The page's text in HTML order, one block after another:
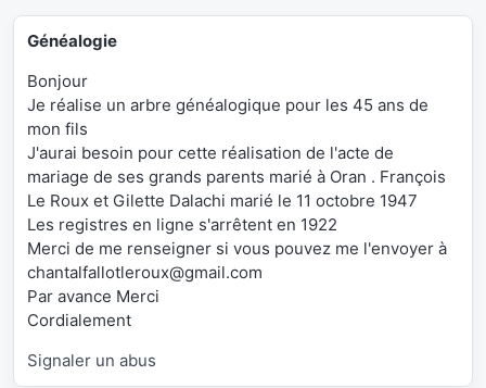
Généalogie
Bonjour
Je réalise un arbre généalogique pour les 45 ans de
mon fils
J'aurai besoin pour cette réalisation de l'acte de
mariage de ses grands parents marié à Oran . François
Le Roux et Gilette Dalachi marié le 11 octobre 1947
Les registres en ligne s'arrêtent en 1922
Merci de me renseigner si vous pouvez me l'envoyer à
chantalfallotleroux@gmail.com
Par avance Merci
Cordialement
Signaler un abus